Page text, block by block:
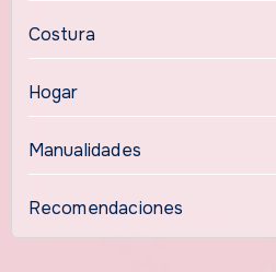
Costura
Hogar
Manualidades
Recomendaciones